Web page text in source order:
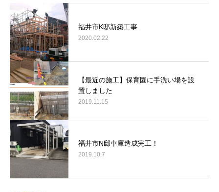
福井市K邸新築工事
2020.02.22
【最近の施工】保育園に手洗い場を設
置しました
2019.11.15
福井市N邸車庫造成完工！
2019.10.7